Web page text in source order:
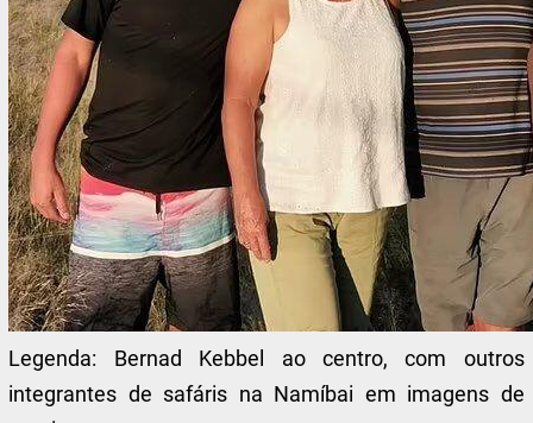
Legenda:
Bernad Kebbel ao centro, com outros
integrantes de safáris na Namíbai em imagens de